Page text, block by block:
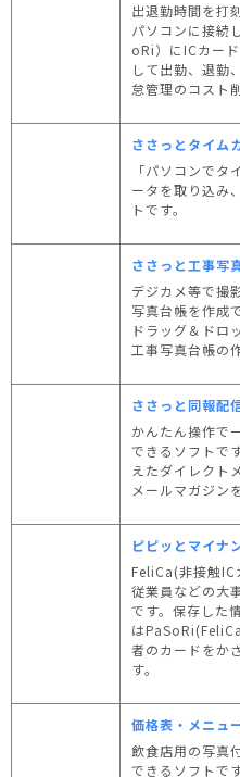
出退勤時間を打
パソコンに接続
oRi）にICカー
して出勤、退勤
怠管理のコスト
ささっとタイム
「パソコンで
ータを取り込み
トです。
ささっと工事写
デジカメ等で撮
写真台帳を作成
ドラッグ＆ドロ
工事写真台帳の
ささっと同報配
かんたん操作で
できるソフトで
えたダイレクト
メールマガジン
ピピッとマイナ
FeliCa(非接触IC
従業員などの大
です。保存した
は
者のカードをか
す。
価格表・メニュ
飲食店用の写真
できるソフトで